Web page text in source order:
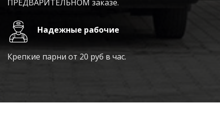
ПРЕДВАРИТЕЛЬНОМ заказе.
Надежные рабочие
Крепкие парни от 20 руб в час.